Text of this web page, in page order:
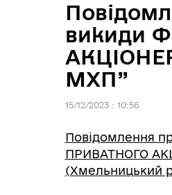
викиди
МХП”
15/12/2023 : 10:56
Повідомлення
ПРИВАТНОГО
(Хмельницький